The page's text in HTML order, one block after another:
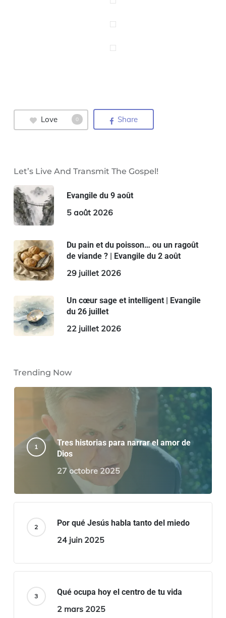
Love 0 Share
Let’s Live And Transmit The Gospel!
Evangile du 9 août
5 août 2026
Du pain et du poisson… ou un ragoût
de viande ? | Evangile du 2 août
29 juillet 2026
Un cœur sage et intelligent | Evangile
du 26 juillet
22 juillet 2026
Trending Now
Tres historias para narrar el amor de
Dios
27 octobre 2025
Por qué Jesús habla tanto del miedo
24 juin 2025
Qué ocupa hoy el centro de tu vida
2 mars 2025